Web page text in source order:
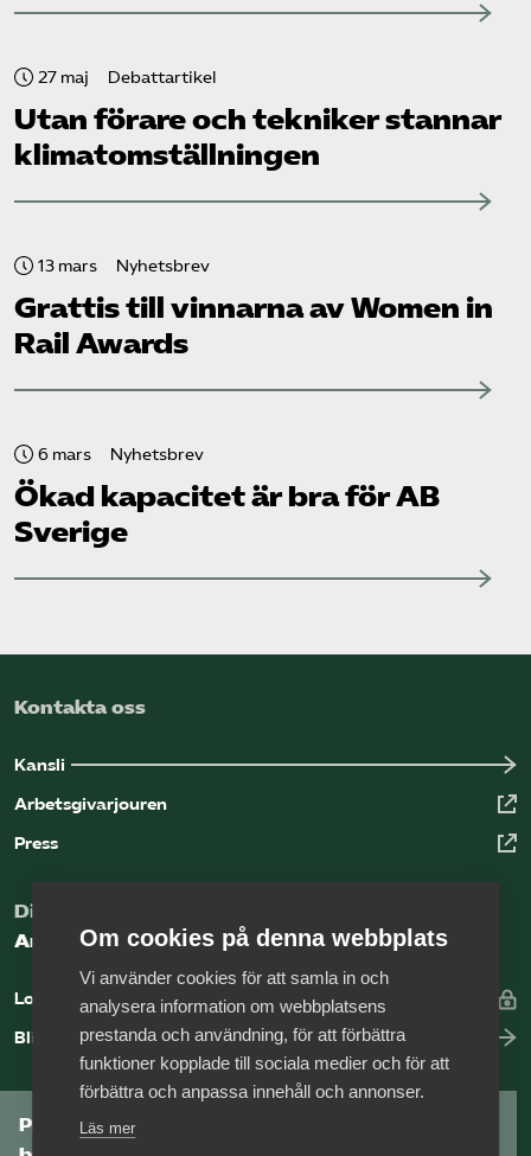
27 maj Debattartikel
Utan förare och tekniker stannar
klimat­omställningen
13 mars Nyhetsbrev
Grattis till vinnarna av Women in
Rail Awards
6 mars Nyhetsbrev
Ökad kapacitet är bra för AB
Sverige
Kontakta oss
Kansli
Arbetsgivarjouren
Press
Digital kunskapsbank för arbetsgivare
Arbetsgivarguiden
Logga in
Bli medlem
Prenumerera på Tågföretagens
Om cookies på denna webbplats
Vi använder cookies för att samla in och
analysera information om webbplatsens
prestanda och användning, för att förbättra
funktioner kopplade till sociala medier och för att
förbättra och anpassa innehåll och annonser.
Läs mer